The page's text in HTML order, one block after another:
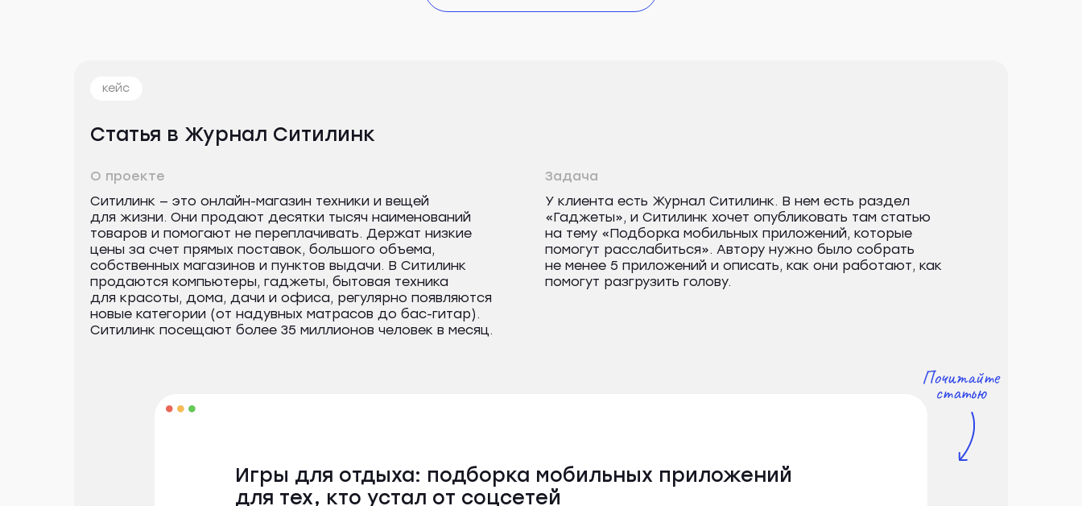
кейс
Статья в Журнал Ситилинк
О проекте
Ситилинк — это онлайн-магазин техники и вещей
для жизни. Они продают десятки тысяч наименований
товаров и помогают не переплачивать. Держат низкие
цены за счет прямых поставок, большого объема,
собственных магазинов и пунктов выдачи. В Ситилинк
продаются компьютеры, гаджеты, бытовая техника
для красоты, дома, дачи и офиса, регулярно появляются
новые категории (от надувных матрасов до бас-гитар).
Ситилинк посещают более 35 миллионов человек в месяц.
Задача
У клиента есть Журнал Ситилинк. В нем есть раздел
«Гаджеты», и Ситилинк хочет опубликовать там статью
на тему «Подборка мобильных приложений, которые
помогут расслабиться». Автору нужно было собрать
не менее 5 приложений и описать, как они работают, как
помогут разгрузить голову.
Игры для отдыха: подборка мобильных приложений
для тех, кто устал от соцсетей